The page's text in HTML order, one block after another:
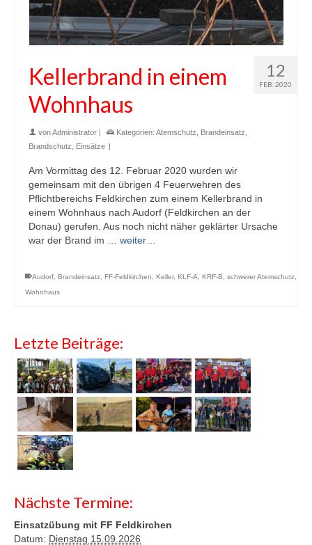
12
FEB. 2020
Kellerbrand in einem
Wohnhaus
vonAdministrator | Kategorien: Atemschutz Brandeinsatz
Brandschutz
Einsätze |
Am Vormittag des 12. Februar 2020 wurden wir
gemeinsam mit den übrigen 4 Feuerwehren des
Pflichtbereichs Feldkirchen zum einem Kellerbrand in
einem Wohnhaus nach Audorf (Feldkirchen an der
Donau) gerufen. Aus noch nicht näher geklärter Ursache
war der Brand im … weiter…
Audorf Brandeinsatz FF-Feldkirchen Keller, KLF-A KRF-B schwerer Atemschutz
Wohnhaus
Letzte Beiträge:
Nächste Termine:
Einsatzübung mit FF Feldkirchen
Datum: Dienstag 15.09.2026